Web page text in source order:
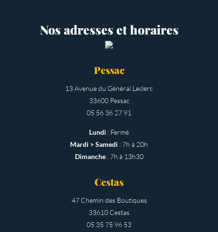
Nos adresses et horaires
Pessac
13 Avenue du Général Leclerc
33600 Pessac
05 56 36 27 91
Lundi : Fermé
Mardi > Samedi : 7h à 20h
Dimanche: 7h à 13h30
Cestas
47 Chemin des Boutiques
33610 Cestas
05 35 75 96 53